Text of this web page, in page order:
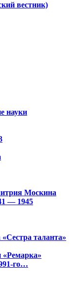
вестник)
науки
Москина
— 1945
«Сестра таланта»
«Ремарка»
го…